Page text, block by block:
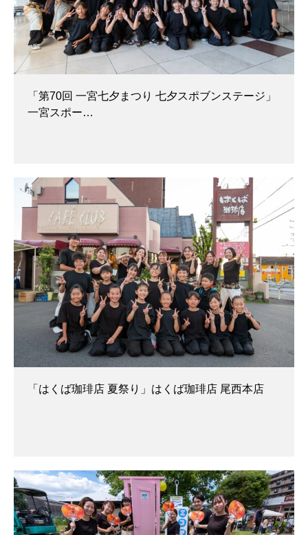
「第70回 一宮七夕まつり 七夕スポブンステージ」
一宮スポー…
「はくば珈琲店 夏祭り」はくば珈琲店 尾西本店